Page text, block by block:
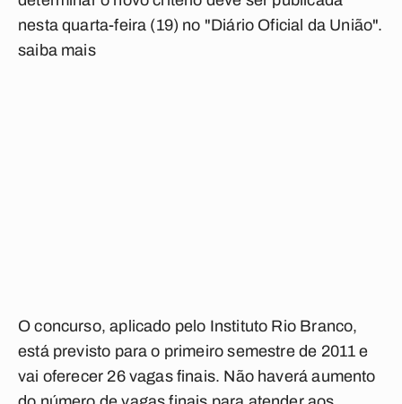
nesta quarta-feira (19) no "Diário Oficial da União".
saiba mais
O concurso, aplicado pelo Instituto Rio Branco,
está previsto para o primeiro semestre de 2011 e
vai oferecer 26 vagas finais. Não haverá aumento